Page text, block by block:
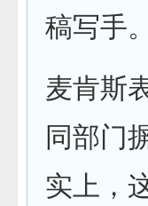
稿写手。
麦肯斯
同部门
实上，